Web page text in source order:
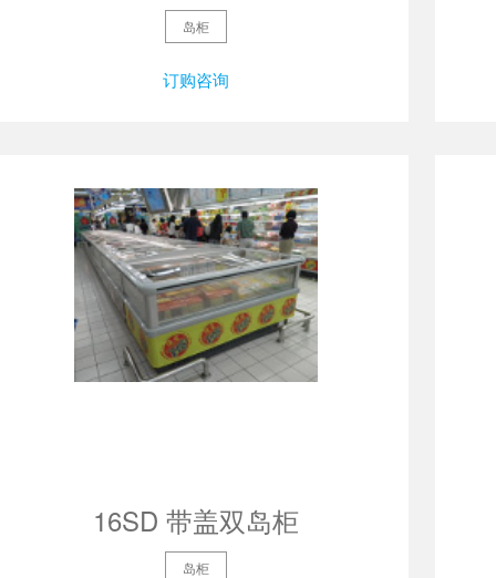
岛柜
订购咨询
16SD 带盖双岛柜
岛柜